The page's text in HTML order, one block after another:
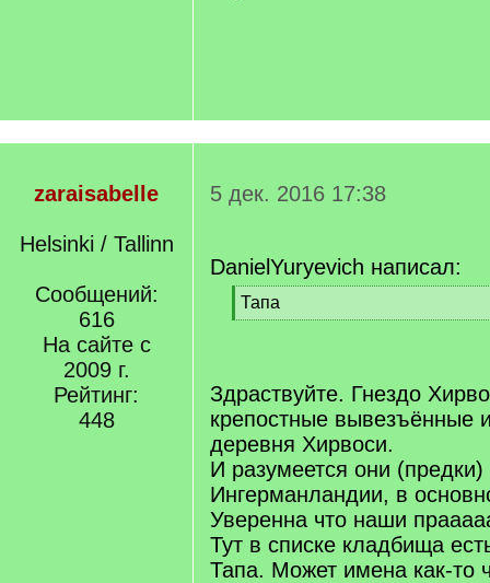
zaraisabelle
Helsinki / Tallinn
Сообщений:
616
На сайте с
2009 г.
Рейтинг:
448
5 дек. 2016 17:38
DanielYuryevich написал:
[
q
Тапа
[
Здраствуйте. Гнездо
крепостные вывезъённые
деревня Хирвоси.
И разумеется они
Ингерманландии, в
Уверенна что наши
Тут в списке кладбища
Тапа. Может имена как-то